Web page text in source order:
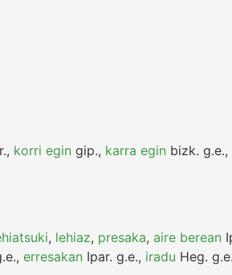
, korri egin gip., karra egin bizk. g.e.,
, lehiaz, presaka, aire berean
, erresakan Ipar. g.e., iradu Heg. g.e.